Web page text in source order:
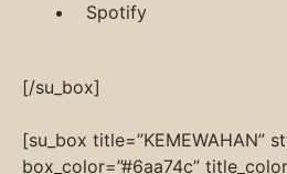
Spotify
[/su_box]
[su_box title=”KEMEWAHAN”
box_color=”#6aa74c”